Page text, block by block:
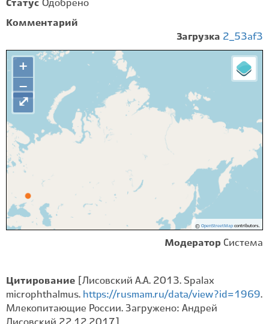
Статус Одобрено
Комментарий
Загрузка 2_53af3
+
−
© OpenStreetMapcontributors.
⤢
Модератор Система
Цитирование
[Лисовский А.А. 2013. Spalax
microphthalmus. https://rusmam.ru/data/view?id=1969.
Млекопитающие России. Загружено: Андрей